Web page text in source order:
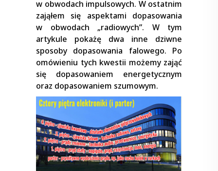
w obwodach impulsowych. W ostatnim
zająłem się aspektami dopasowania
w obwodach „radiowych”. W tym
artykule pokażę dwa inne dziwne
sposoby dopasowania falowego. Po
omówieniu tych kwestii możemy zająć
się dopasowaniem energetycznym
oraz dopasowaniem szumowym.